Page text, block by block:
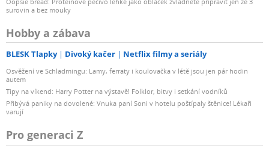
surovin a bez mouky
Hobby a zábava
BLESK Tlapky Divoký kačer Netflix filmy a seriály
Osvěžení ve Schladmingu: Lamy, ferraty i koulovačka v létě jsou jen pár hodin
autem
Tipy na víkend: Harry Potter na výstavě! Folklor, bitvy i setkání vodníků
Přibývá paniky na dovolené: Vnuka paní Soni v hotelu poštípaly štěnice! Lékaři
varují
Pro generaci Z